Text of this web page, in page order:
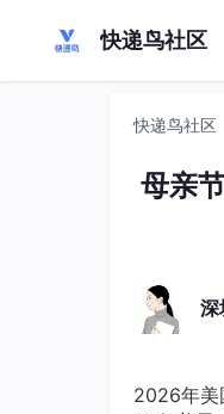
快递鸟社区
快递鸟社区
母亲
深
2026年美